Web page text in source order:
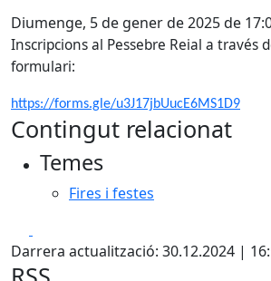
Diumenge, 5 de gener de 2025 de
Inscripcions al Pessebre Reial a través
formulari:
https://forms.gle/u3J17jbUucE6MS1D9
Contingut relacionat
Temes
Fires i festes
Darrera actualització: 30.12.2024 |